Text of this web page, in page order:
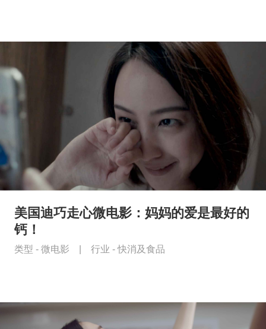
美国迪巧走心微电影：妈妈的爱是最好的
钙！
类型 - 微电影 行业 -快消及食品